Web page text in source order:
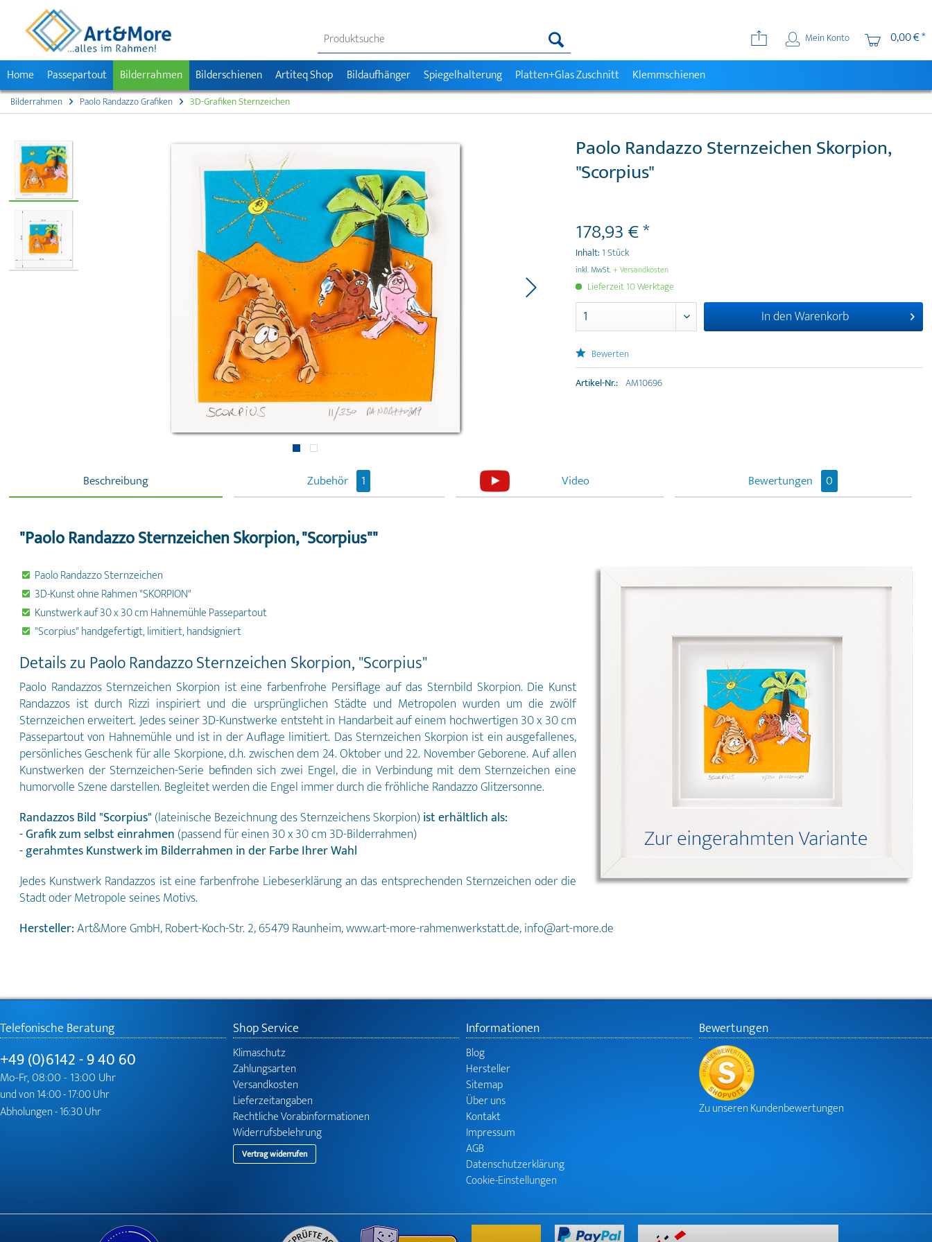
Mein Konto
0,00 € *
Home
Passepartout Bilderrahmen Bilderschienen Artiteq Shop Bildaufhänger Spiegelhalterung Platten+Glas Zuschnitt Klemmschienen
Bilderrahmen Paolo Randazzo Grafiken 3D-Grafiken Sternzeichen
Paolo Randazzo Sternzeichen Skorpion,
"Scorpius"
178,93 € *
Inhalt:1 Stück
inkl. MwSt.+ Versandkosten
Lieferzeit 10 Werktage
In denWarenkorb
Bewerten
Artikel-Nr.: AM10696
Beschreibung Zubehör 1 Video Bewertungen 0
"Paolo Randazzo Sternzeichen Skorpion, "Scorpius""
Paolo Randazzo Sternzeichen
3D-Kunst ohne Rahmen "SKORPION"
Kunstwerk auf 30 x 30 cm Hahnemühle Passepartout
"Scorpius" handgefertigt, limitiert, handsigniert
Details zu Paolo Randazzo Sternzeichen Skorpion, "Scorpius"
Paolo Randazzos Sternzeichen Skorpion ist eine farbenfrohe Persiflage auf das Sternbild Skorpion. Die Kunst
Randazzos ist durch Rizzi inspiriert und die ursprünglichen Städte und Metropolen wurden um die zwölf
Sternzeichen erweitert. Jedes seiner 3D-Kunstwerke entsteht in Handarbeit auf einem hochwertigen 30 x 30 cm
Passepartout von Hahnemühle und ist in der Auflage limitiert. Das Sternzeichen Skorpion ist ein ausgefallenes,
persönliches Geschenk für alle Skorpione, d.h. zwischen dem 24. Oktober und 22. November Geborene. Auf allen
Kunstwerken der Sternzeichen-Serie befinden sich zwei Engel, die in Verbindung mit dem Sternzeichen eine
humorvolle Szene darstellen. Begleitet werden die Engel immer durch die fröhliche Randazzo Glitzersonne.
Randazzos Bild "Scorpius" (lateinische Bezeichnung des Sternzeichens Skorpion)ist erhältlich als:
- Grafik zum selbst einrahmen (passend für einen 30 x 30 cm 3D-Bilderrahmen)
- gerahmtes Kunstwerk im Bilderrahmen in der Farbe Ihrer Wahl
Jedes Kunstwerk Randazzos ist eine farbenfrohe Liebeserklärung an das entsprechenden Sternzeichen oder die
Stadt oder Metropole seines Motivs.
Hersteller:Art&More GmbH, Robert-Koch-Str. 2, 65479 Raunheim, www.art-more-rahmenwerkstatt.de, info@art-more.de
Telefonische Beratung
+49 (0)6142 - 9 40 60
Mo-Fr, 08:00 - 13:00 Uhr
und von 14:00 - 17:00 Uhr
Abholungen - 16:30 Uhr
Shop Service
Klimaschutz
Zahlungsarten
Versandkosten
Lieferzeitangaben
Rechtliche Vorabinformationen
Widerrufsbelehrung
Vertrag widerrufen
Informationen
Blog
Hersteller
Sitemap
Über uns
Kontakt
Impressum
AGB
Datenschutzerklärung
Cookie-Einstellungen
Bewertungen
Zu unseren Kundenbewertungen